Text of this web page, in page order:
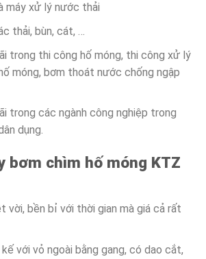
máy xử lý nước thải
thải, bùn, cát, …
trong thi công hố móng, thi công xử lý
móng, bơm thoát nước chống ngập
trong các ngành công nghiệp trong
dụng.
bơm chìm hố móng KTZ
vời, bền bỉ với thời gian mà giá cả rất
với vỏ ngoài bằng gang, có dao cắt,